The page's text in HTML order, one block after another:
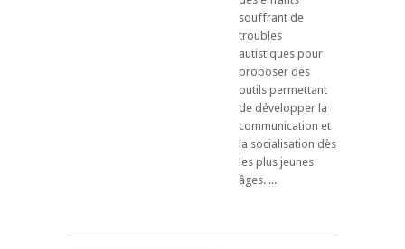
souffrant de
troubles
autistiques pour
proposer des
outils permettant
de développer la
communication et
la socialisation dès
les plus jeunes
âges. ...